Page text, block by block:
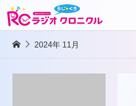
2024年 11月